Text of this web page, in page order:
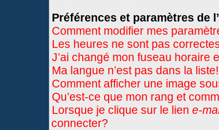
Préférences et paramètres de
Comment modifier mes
Les heures ne sont pas
J’ai changé mon fuseau horaire
Ma langue n’est pas dans la liste!
Comment afficher une image
Qu’est-ce que mon rang et
Lorsque je clique sur le lien e-
connecter?